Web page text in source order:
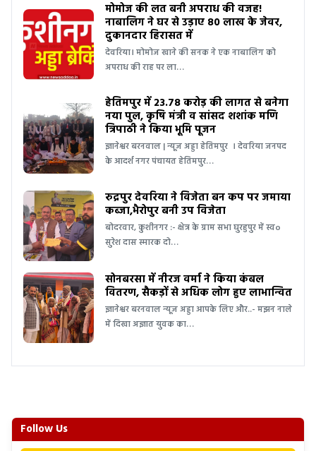
मोमोज की लत बनी अपराध की वजह!
नाबालिग ने घर से उड़ाए 80 लाख के जेवर,
दुकानदार हिरासत में
देवरिया। मोमोज खाने की सनक ने एक नाबालिग को
अपराध की राह पर ला…
हेतिमपुर में 23.78 करोड़ की लागत से बनेगा
नया पुल, कृषि मंत्री व सांसद शशांक मणि
त्रिपाठी ने किया भूमि पूजन
ज्ञानेश्वर बरनवाल | न्यूज अड्डा हेतिमपुर । देवरिया जनपद
के आदर्श नगर पंचायत हेतिमपुर…
रुद्रपुर देवरिया ने विजेता बन कप पर जमाया
कब्जा,भैरोपुर बनी उप विजेता
बोदरवार, कुशीनगर :- क्षेत्र के ग्राम सभा घुरहुपुर में स्वo
सुरेश दास स्मारक दो…
सोनबरसा में नीरज वर्मा ने किया कंबल
वितरण, सैकड़ों से अधिक लोग हुए लाभान्वित
ज्ञानेश्वर बरनवाल न्यूज अड्डा आपके लिए और..- मझन नाले
में दिखा अज्ञात युवक का…
Follow Us